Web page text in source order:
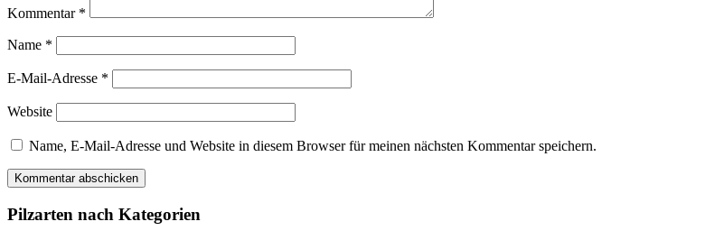
Kommentar *
Name *
E-Mail-Adresse *
Website
Name, E-Mail-Adresse und Website in diesem Browser für meinen nächsten Kommentar speichern.
Pilzarten nach Kategorien